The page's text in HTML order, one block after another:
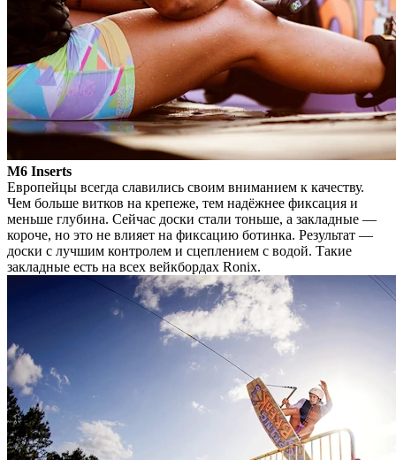
M6 Inserts
Европейцы всегда славились своим вниманием к качеству.
Чем больше витков на крепеже, тем надёжнее фиксация и
меньше глубина. Сейчас доски стали тоньше, а закладные —
короче, но это не влияет на фиксацию ботинка. Результат —
доски с лучшим контролем и сцеплением с водой. Такие
закладные есть на всех вейкбордах Ronix.